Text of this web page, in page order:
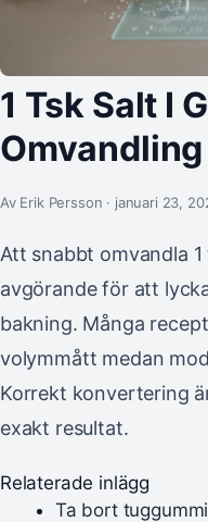
1 Tsk Salt I
Av Erik Persson · januari 23,
Att snabbt omvandla
avgörande för att
bakning. Många
volymmått medan
Korrekt konvertering
exakt resultat.
Relaterade inlägg
Ta bort